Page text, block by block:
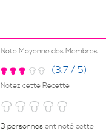
Note Moyenne des Membres
(3.7 / 5)
Notez cette Recette
3 personnes ont noté cette